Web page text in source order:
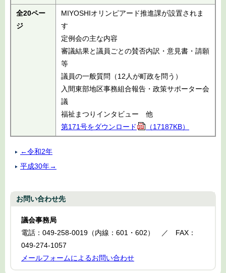
全20ペー
ジ
MIYOSHIオリンピアード推進課が設置されま
す
定例会の主な内容
審議結果と議員ごとの賛否内訳・意見書・請願
等
議員の一般質問（12人が町政を問う）
入間東部地区事務組合報告・政策サポーター会
議
福祉まつりインタビュー 他
第171号をダウンロード
（17187KB）
←令和2年
平成30年→
お問い合わせ先
議会事務局
電話：049-258-0019（内線：601・602） ／ FAX：
049-274-1057
メールフォームによるお問い合わせ